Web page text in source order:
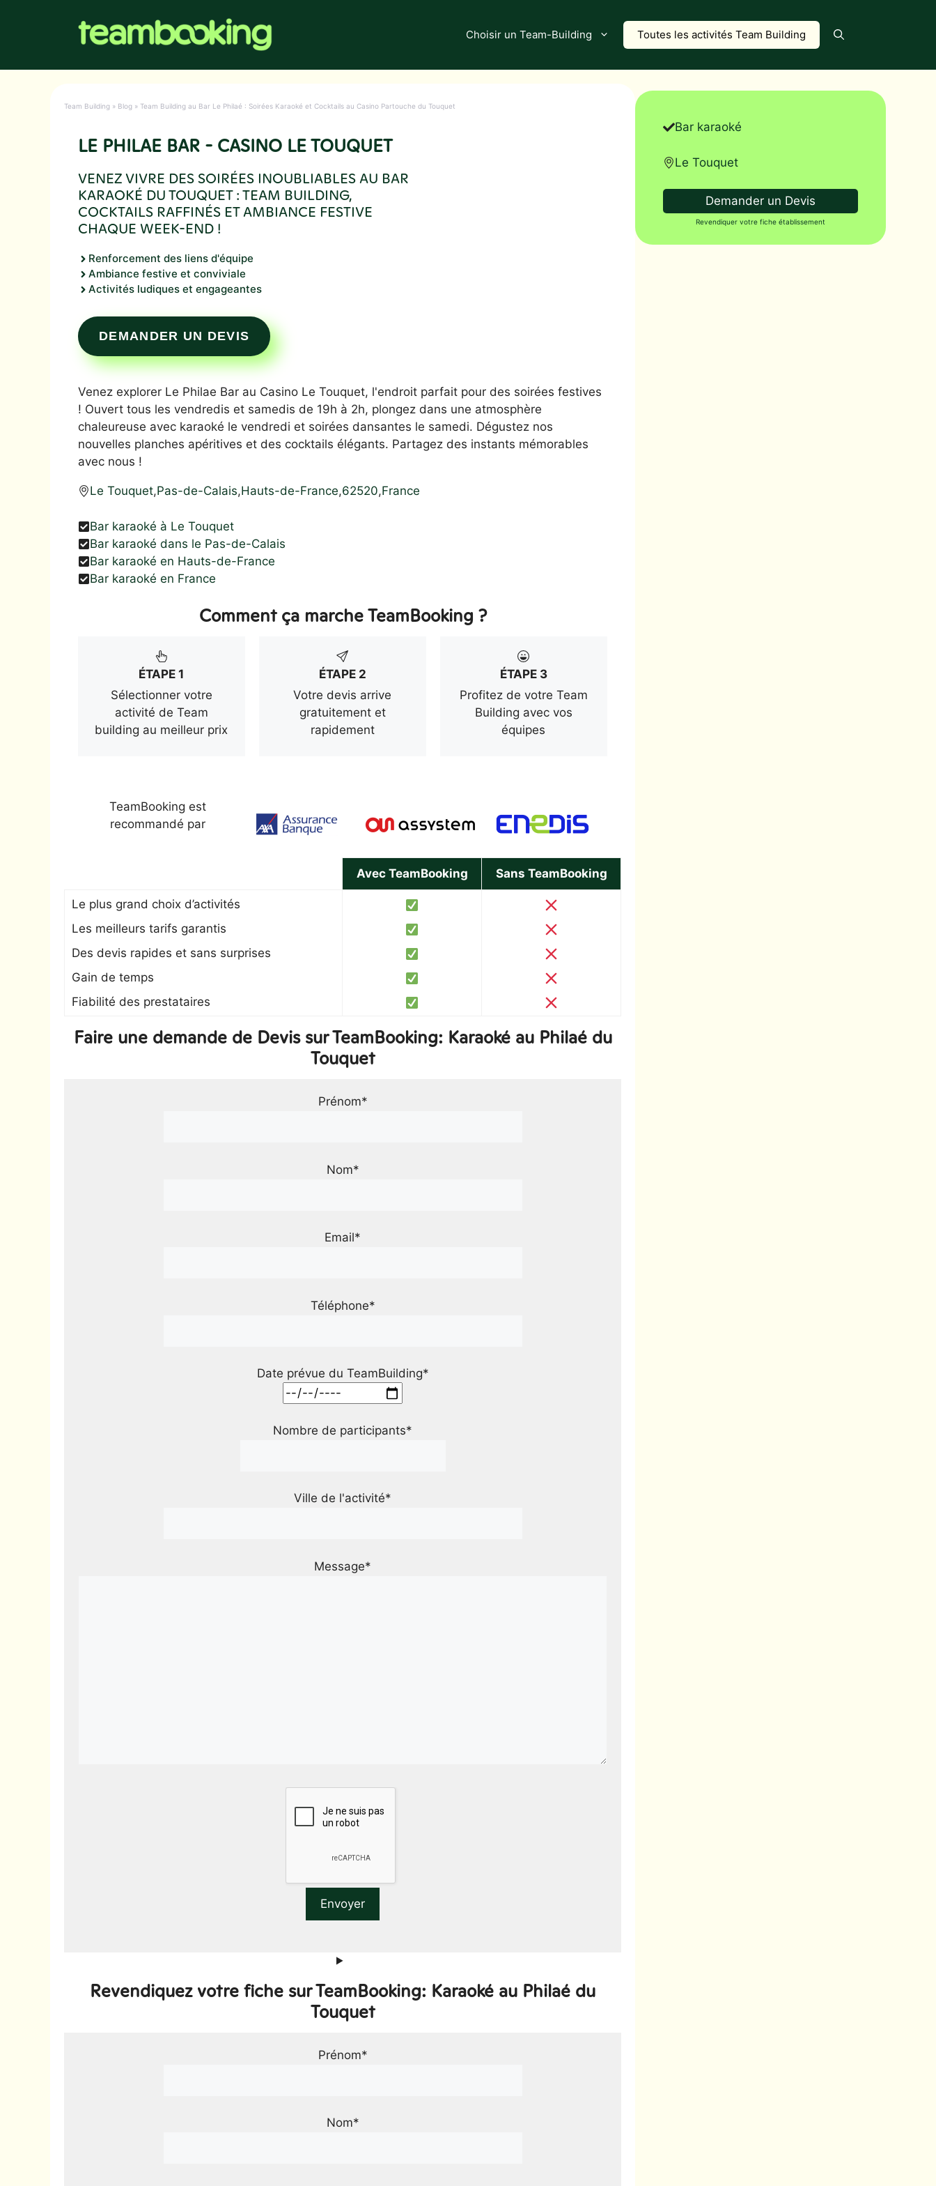
Choisir un Team-Building Toutes les activités Team Building
Team Building » Blog » Team Building au Bar Le Philaé : Soirées Karaoké et Cocktails au Casino Partouche du Touquet
LE PHILAE BAR - CASINO LE TOUQUET
VENEZ VIVRE DES SOIRÉES INOUBLIABLES AU BAR
KARAOKÉ DU TOUQUET : TEAM BUILDING,
COCKTAILS RAFFINÉS ET AMBIANCE FESTIVE
CHAQUE WEEK-END !
Renforcement des liens d'équipe
Ambiance festive et conviviale
Activités ludiques et engageantes
DEMANDER UN DEVIS
Venez explorer Le Philae Bar au Casino Le Touquet, l'endroit parfait pour des soirées festives
! Ouvert tous les vendredis et samedis de 19h à 2h, plongez dans une atmosphère
chaleureuse avec karaoké le vendredi et soirées dansantes le samedi. Dégustez nos
nouvelles planches apéritives et des cocktails élégants. Partagez des instants mémorables
avec nous !
Le Touquet,Pas-de-Calais,Hauts-de-France,62520,France
Bar karaoké à Le Touquet
Bar karaoké dans le Pas-de-Calais
Bar karaoké en Hauts-de-France
Bar karaoké en France
Comment ça marche TeamBooking ?
ÉTAPE 1
Sélectionner votre
activité de Team
building au meilleur prix
ÉTAPE 2
Votre devis arrive
gratuitement et
rapidement
ÉTAPE 3
Profitez de votre Team
Building avec vos
équipes
TeamBooking est
recommandé par
Avec TeamBooking Sans TeamBooking
Le plus grand choix d’activités
Les meilleurs tarifs garantis
Des devis rapides et sans surprises
Gain de temps
Fiabilité des prestataires
Faire une demande de Devis sur TeamBooking: Karaoké au Philaé du
Touquet
Prénom*
Nom*
Email*
Téléphone*
Date prévue du TeamBuilding*
Nombre de participants*
Ville de l'activité*
Message*
Revendiquez votre fiche sur TeamBooking: Karaoké au Philaé du
Touquet
Prénom*
Nom*
Bar karaoké
Le Touquet
Demander un Devis
Revendiquer votre fiche établissement